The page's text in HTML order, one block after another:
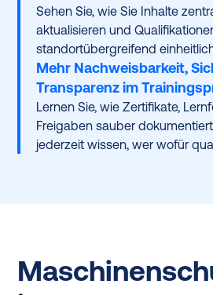
Sehen Sie, wie Sie Inhalte
aktualisieren und
standortübergreifend
Mehr Nachweisbarkeit,
Transparenz im
Lernen Sie, wie Zertifikate,
Freigaben sauber
jederzeit wissen, wer wofür